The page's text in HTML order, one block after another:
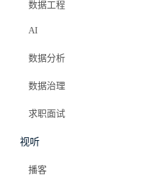
数据工程
AI
数据分析
数据治理
求职面试
视听
播客
PRO 会员专属